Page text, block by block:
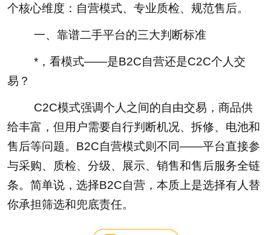
个核心维度：自营模式、专业质检、规范售后。
一、靠谱二手平台的三大判断标准
*，看模式——是B2C自营还是C2C个人交
易？
C2C模式强调个人之间的自由交易，商品供
给丰富，但用户需要自行判断机况、拆修、电池和
售后等问题。B2C自营模式则不同——平台直接参
与采购、质检、分级、展示、销售和售后服务全链
条。简单说，选择B2C自营，本质上是选择有人替
你承担筛选和兜底责任。